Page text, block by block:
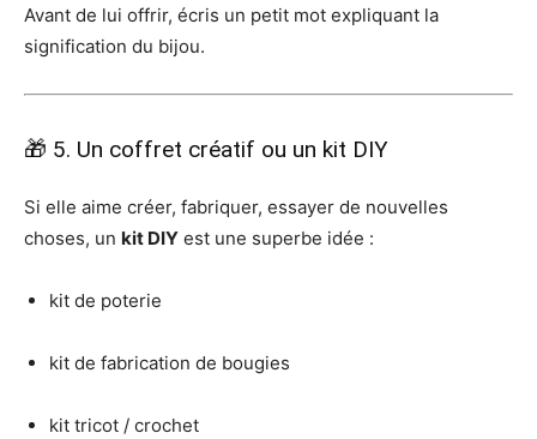
Avant de lui offrir, écris un petit mot expliquant la
signification du bijou.
🎁 5. Un coffret créatif ou un kit DIY
Si elle aime créer, fabriquer, essayer de nouvelles
choses, un kit DIY est une superbe idée :
kit de poterie
kit de fabrication de bougies
kit tricot / crochet